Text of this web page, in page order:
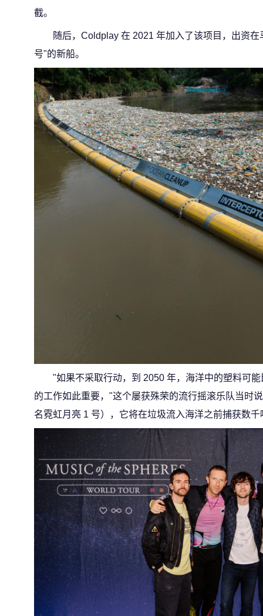
截。
随后，Coldplay 在 2021 年加入了该项目，出资
号"的新船。
"如果不采取行动，到 2050 年，海洋中的塑料可
的工作如此重要，"这个屡获殊荣的流行摇滚乐队当时
名霓虹月亮 1 号），它将在垃圾流入海洋之前捕获数千